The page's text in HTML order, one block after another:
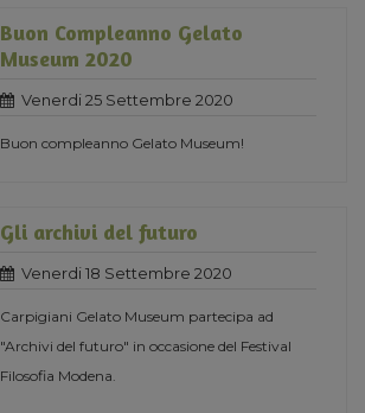
Buon Compleanno Gelato
Museum 2020
Venerdi 25 Settembre 2020
Buon compleanno Gelato Museum!
Gli archivi del futuro
Venerdi 18 Settembre 2020
Carpigiani Gelato Museum partecipa ad
"Archivi del futuro" in occasione del Festival
Filosofia Modena.